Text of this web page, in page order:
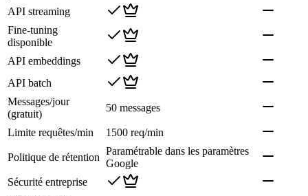
API streaming
Fine-tuning
disponible
API embeddings
API batch
Messages/jour
(gratuit)
50 messages
Limite requêtes/min 1500 req/min
Politique de rétention
Paramétrable dans les paramètres
Google
Sécurité entreprise